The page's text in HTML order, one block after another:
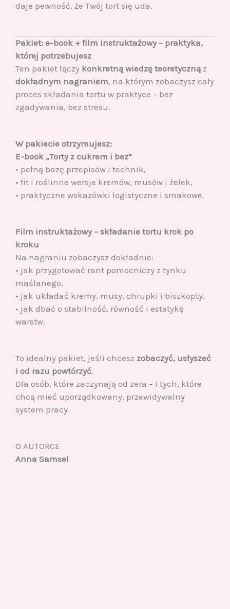
daje pewność, że Twój tort się uda.
Pakiet: e-book + film instruktażowy – praktyka,
której potrzebujesz
Ten pakiet łączy konkretną wiedzę teoretyczną z
dokładnym nagraniem, na którym zobaczysz cały
proces składania tortu w praktyce – bez
zgadywania, bez stresu.
W pakiecie otrzymujesz:
E-book „Torty z cukrem i bez”
• pełną bazę przepisów i technik,
• fit i roślinne wersje kremów, musów i żelek,
• praktyczne wskazówki logistyczne i smakowe.
Film instruktażowy – składanie tortu krok po
kroku
Na nagraniu zobaczysz dokładnie:
• jak przygotować rant pomocniczy z tynku
maślanego,
• jak układać kremy, musy, chrupki i biszkopty,
• jak dbać o stabilność, równość i estetykę
warstw.
To idealny pakiet, jeśli chcesz zobaczyć, usłyszeć
i od razu powtórzyć.
Dla osób, które zaczynają od zera – i tych, które
chcą mieć uporządkowany, przewidywalny
system pracy.
O AUTORCE
Anna Samsel